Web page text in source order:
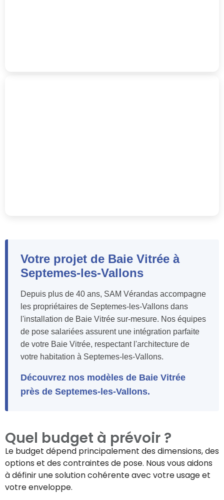
Votre projet de Baie Vitrée à
Septemes-les-Vallons
Depuis plus de 40 ans, SAM Vérandas accompagne
les propriétaires de Septemes-les-Vallons dans
l'installation de Baie Vitrée sur-mesure. Nos équipes
de pose salariées assurent une intégration parfaite
de votre Baie Vitrée, respectant l'architecture de
votre habitation à Septemes-les-Vallons.
Découvrez nos modèles de Baie Vitrée
près de Septemes-les-Vallons.
Quel budget à prévoir ?
Le budget dépend principalement des dimensions, des
options et des contraintes de pose. Nous vous aidons
à définir une solution cohérente avec votre usage et
votre enveloppe.